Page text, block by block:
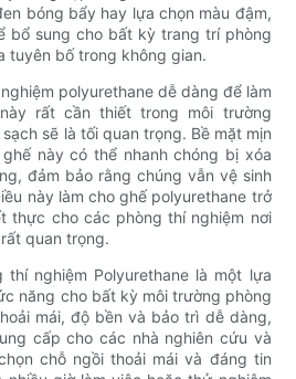
bóng bẩy hay lựa chọn màu đậm,
bổ sung cho bất kỳ trang trí phòng
tuyên bố trong không gian.
polyurethane dễ dàng để làm
rất cần thiết trong môi trường
sẽ là tối quan trọng. Bề mặt mịn
này có thể nhanh chóng bị xóa
đảm bảo rằng chúng vẫn vệ sinh
này làm cho ghế polyurethane trở
thực cho các phòng thí nghiệm nơi
quan trọng.
thí nghiệm Polyurethane là một lựa
năng cho bất kỳ môi trường phòng
mái, độ bền và bảo trì dễ dàng,
cấp cho các nhà nghiên cứu và
chỗ ngồi thoải mái và đáng tin